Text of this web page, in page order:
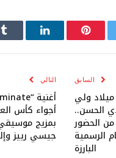
بينتيريستلينكدإن
السابق
ميلاد ولي
الحسن..
الحضور
الرسمية
البارزة
التالي
بمزيج
جيسي رييز